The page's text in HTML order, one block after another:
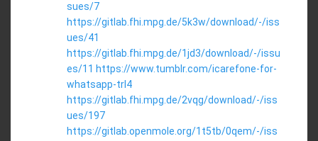
sues/7
https://gitlab.fhi.mpg.de/5k3w/download/-/iss
ues/41
https://gitlab.fhi.mpg.de/1jd3/download/-/issu
es/11 https://www.tumblr.com/icarefone-for-
whatsapp-trl4
https://gitlab.fhi.mpg.de/2vqg/download/-/iss
ues/197
https://gitlab.openmole.org/1t5tb/0qem/-/iss